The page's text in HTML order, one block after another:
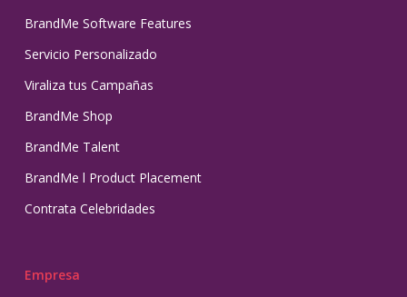
BrandMe Software Features
Servicio Personalizado
Viraliza tus Campañas
BrandMe Shop
BrandMe Talent
BrandMe l Product Placement
Contrata Celebridades
Empresa